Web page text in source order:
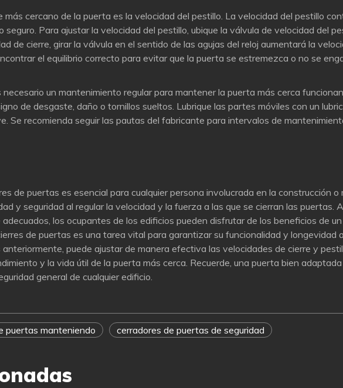
cercano de la puerta es la velocidad del pestillo. La velocidad del pestillo
Para ajustar la velocidad del pestillo, ubique la válvula de velocidad del
de cierre, girar la válvula en el sentido de las agujas del reloj aumentará la
el equilibrio correcto para evitar que la puerta se estremezca o no se
un mantenimiento regular para mantener la puerta más cerca
de desgaste, daño o tornillos sueltos. Lubrique las partes móviles con un
Se recomienda seguir las pautas del fabricante para intervalos de
de puertas es esencial para cualquier persona involucrada en la construcción
y seguridad al regular la velocidad y la fuerza a las que se cierran las puertas.
los ocupantes de los edificios pueden disfrutar de los beneficios de
de puertas es una tarea vital para garantizar su funcionalidad y longevidad
puede ajustar de manera efectiva las velocidades de cierre y
y la vida útil de la puerta más cerca. Recuerde, una puerta bien
general de cualquier edificio.
puertas manteniendo cerradores de puertas de seguridad